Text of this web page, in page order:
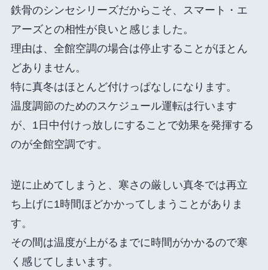
鉄骨のシンセシリーズだからこそ、スマート・エ
アーズとの相性が良いと感じました。
理由は、全館空調の場合は停止することがほとん
どありません。
特に真冬はほとんど付けっぱなしになります。
温度調節のためのスケジュール運転は行います
が、1日中付けっ放しにすることで効果を発揮する
のが全館空調です。
逆に止めてしまうと、寒さの厳しい真冬では再立
ち上げに1時間ほどかかってしまうことがありま
す。
その間は温度が上がるまでに時間がかかるので寒
く感じてしまいます。